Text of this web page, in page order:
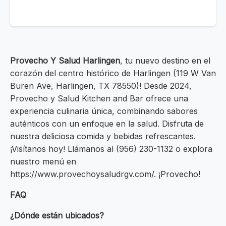
Provecho Y Salud Harlingen, tu nuevo destino en el
corazón del centro histórico de Harlingen (119 W Van
Buren Ave, Harlingen, TX 78550)! Desde 2024,
Provecho y Salud Kitchen and Bar ofrece una
experiencia culinaria única, combinando sabores
auténticos con un enfoque en la salud. Disfruta de
nuestra deliciosa comida y bebidas refrescantes.
¡Visítanos hoy! Llámanos al (956) 230-1132 o explora
nuestro menú en
https://www.provechoysaludrgv.com/. ¡Provecho!
FAQ
¿Dónde están ubicados?